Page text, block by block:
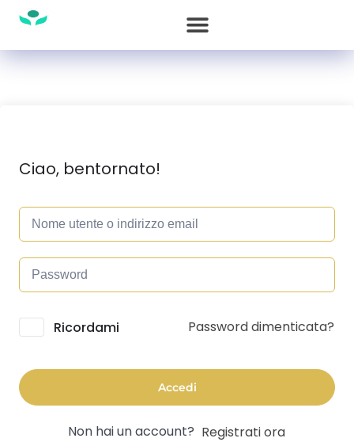
Ciao, bentornato!
Alternative:
Ricordami Password dimenticata?
Accedi
Non hai un account? Registrati ora